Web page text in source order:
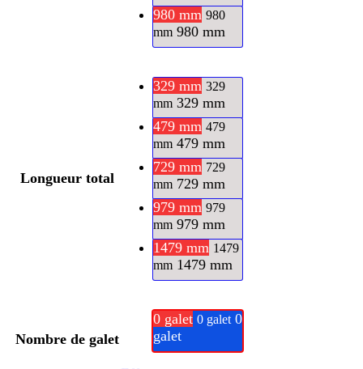
980 mm 980
mm 980 mm
Longueur total
329 mm 329
mm 329 mm
479 mm 479
mm 479 mm
729 mm 729
mm 729 mm
979 mm 979
mm 979 mm
1479 mm 1479
mm 1479 mm
Nombre de galet
0 galet 0 galet 0
galet